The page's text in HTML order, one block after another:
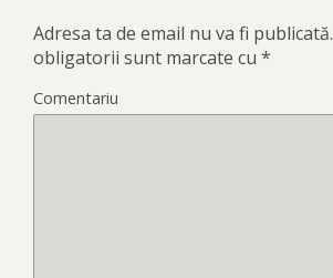
Adresa ta de email nu va fi publicată.
obligatorii sunt marcate cu *
Comentariu